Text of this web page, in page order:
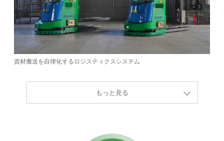
資材搬送を自律化するロジスティクスシステム
もっと見る